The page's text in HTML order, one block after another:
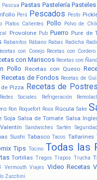
Pascua Pastas Pastelería Pasteles
Perú Pescados Pesto
Platos Calientes Pollo Polvo de
Provolone Pub Puerro Pure de
Rabanitos Rábano Rabas Radicha
con Conejo Recetas con Cordero
con Mariscos Recetas con
Pollo Recetas con Queso
Recetas de Fondos Recetas de
Pizza Recetas de Postres
Redes Sociales Refrigeración
Ron Roquefort Roux Rúcula Sake
Soja Salsa de Tomate Salsa
Sandwiches Sartén Seguridad
Sushi Tabasco Tacos Tallarines
Tips Tocino Todas las
Tortillas Tragos Trapos Trucha
Vermouth Viajes Video Recetas
Zucchini